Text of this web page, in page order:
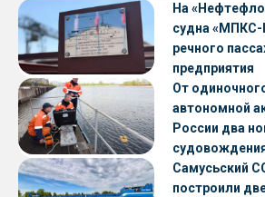
На
судна «МПКС-
речного
предприятия
От
автономной
России два
Самусьский
построили